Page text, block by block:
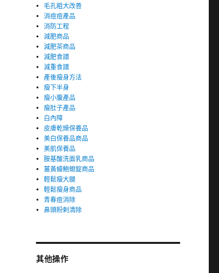
毛孔粗大改善
消痘痘產品
消防工程
減肥商品
減肥茶商品
減肥食譜
減重食譜
產後瘦身方法
瘦下半身
瘦小腹產品
瘦肚子產品
白內障
皮膚乾燥保養品
美白保養品商品
美肌保養品
胺基酸洗面乳商品
薑黃蠔鮑蜆錠商品
輕鬆瘦大腿
輕鬆瘦身商品
青春痘消除
鼻頭粉剌清除
其他操作